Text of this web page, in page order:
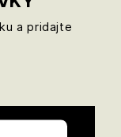
a pridajte